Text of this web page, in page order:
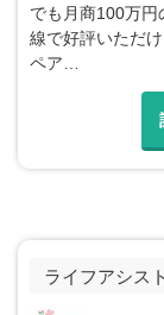
でも月商100万
線で好評いただ
ペア…
ライフアシス